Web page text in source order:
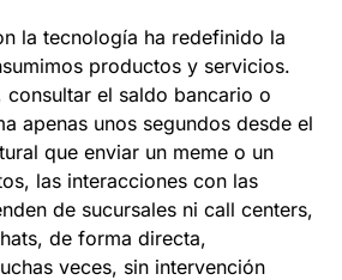
la tecnología ha redefinido la
productos y servicios.
el saldo bancario o
apenas unos segundos desde el
que enviar un meme o un
las interacciones con las
de sucursales ni call centers,
de forma directa,
veces, sin intervención